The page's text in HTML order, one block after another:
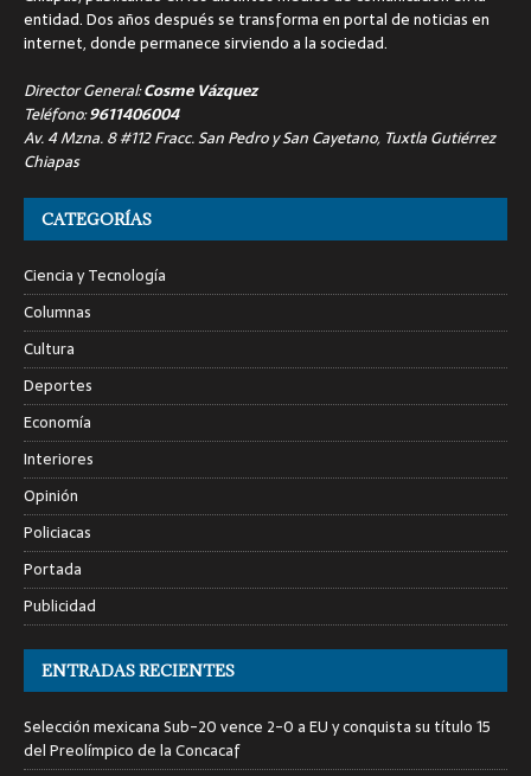
entidad. Dos años después se transforma en portal de noticias en
internet, donde permanece sirviendo a la sociedad.
Director General:Cosme Vázquez
Teléfono:9611406004
Av. 4 Mzna. 8 #112 Fracc. San Pedro y San Cayetano, Tuxtla Gutiérrez
Chiapas
CATEGORÍAS
Ciencia y Tecnología
Columnas
Cultura
Deportes
Economía
Interiores
Opinión
Policiacas
Portada
Publicidad
ENTRADAS RECIENTES
Selección mexicana Sub-20 vence 2-0 a EU y conquista su título 15
del Preolímpico de la Concacaf